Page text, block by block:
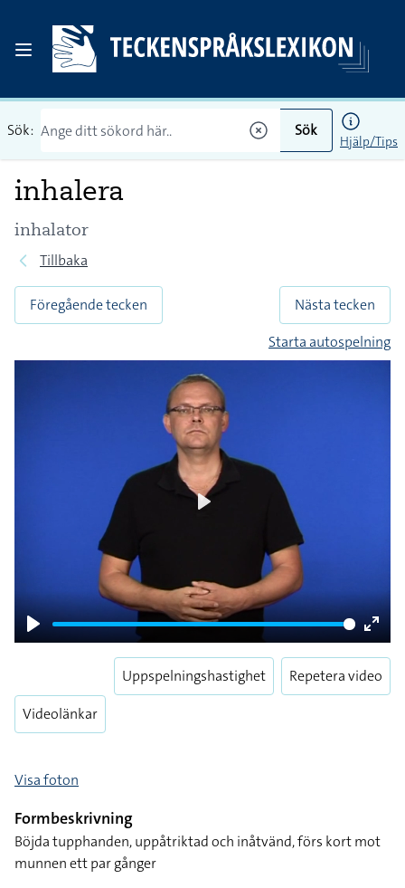
Sök: Sök
Hjälp/Tips
inhalera
inhalator
Tillbaka
Föregående tecken
Nästa tecken
Starta autospelning
Play
Enter
Videolänkar
Uppspelningshastighet Repetera video
Visa foton
Formbeskrivning
Böjda tupphanden, uppåtriktad och inåtvänd, förs kort mot
munnen ett par gånger